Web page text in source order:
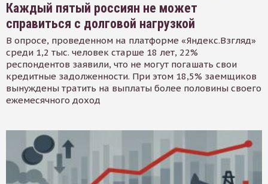
Каждый пятый россиян не может
справиться с долговой нагрузкой
В опросе, проведенном на платформе «Яндекс.Взгляд»
среди 1,2 тыс. человек старше 18 лет, 22%
респондентов заявили, что не могут погашать свои
кредитные задолженности. При этом 18,5% заемщиков
вынуждены тратить на выплаты более половины своего
ежемесячного доход